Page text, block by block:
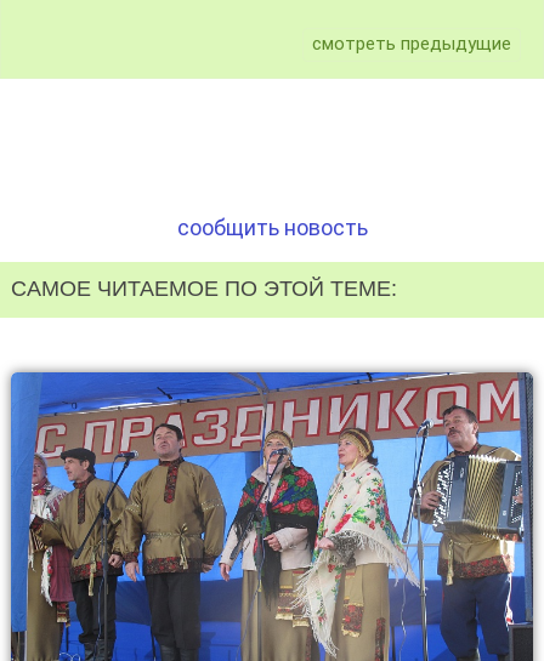
смотреть предыдущие
сообщить новость
САМОЕ ЧИТАЕМОЕ ПО ЭТОЙ ТЕМЕ: